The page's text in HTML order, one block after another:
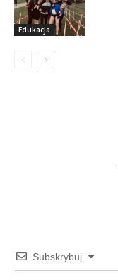
Edukacja
Subskrybuj